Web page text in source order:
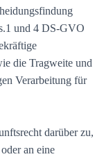
und 4 DS-GVO
die Tragweite und
Verarbeitung für
darüber zu,
an eine